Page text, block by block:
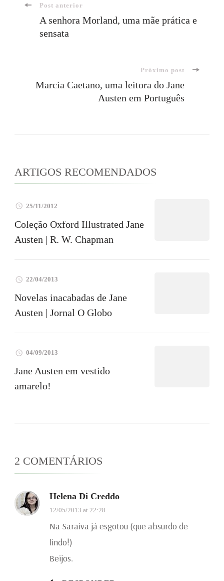
Navegação
Post anterior
A senhora Morland, uma mãe prática e
sensata
Próximo post
Marcia Caetano, uma leitora do Jane
Austen em Português
ARTIGOS RECOMENDADOS
25/11/2012
Coleção Oxford Illustrated Jane
Austen | R. W. Chapman
22/04/2013
Novelas inacabadas de Jane
Austen | Jornal O Globo
04/09/2013
Jane Austen em vestido
amarelo!
2 COMENTÁRIOS
Helena Di Creddo
12/05/2013 at 22:28
Na Saraiva já esgotou (que absurdo de
lindo!)
Beijos.